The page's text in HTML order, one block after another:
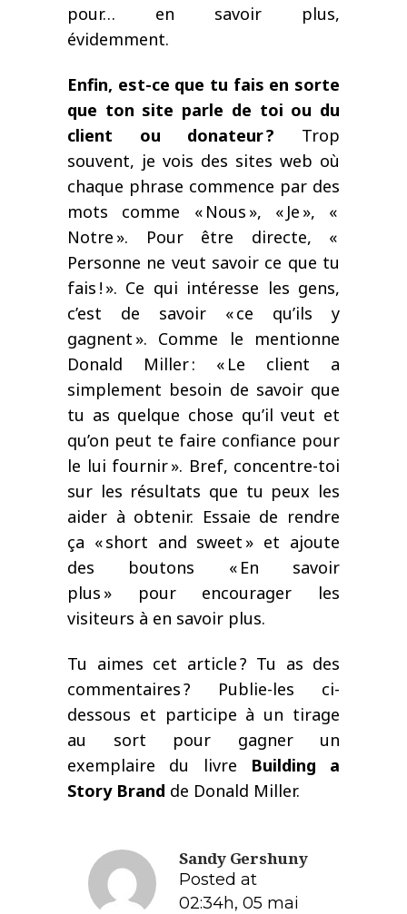
pour… en savoir plus,
évidemment.
Enfin, est-ce que tu fais en sorte
que ton site parle de toi ou du
client ou donateur? Trop
souvent, je vois des sites web où
chaque phrase commence par des
mots comme « Nous », « Je », «
Notre ». Pour être directe, «
Personne ne veut savoir ce que tu
fais ! ». Ce qui intéresse les gens,
c’est de savoir «ce qu’ils y
gagnent ». Comme le mentionne
Donald Miller: « Le client a
simplement besoin de savoir que
tu as quelque chose qu’il veut et
qu’on peut te faire confiance pour
le lui fournir». Bref, concentre-toi
sur les résultats que tu peux les
aider à obtenir. Essaie de rendre
ça «short and sweet » et ajoute
des boutons « En savoir
plus » pour encourager les
visiteurs à en savoir plus.
Tu aimes cet article? Tu as des
commentaires? Publie-les ci-
dessous et participe à un tirage
au sort pour gagner un
exemplaire du livre Building a
Story Brand de Donald Miller.
Sandy Gershuny
Posted at
02:34h, 05 mai